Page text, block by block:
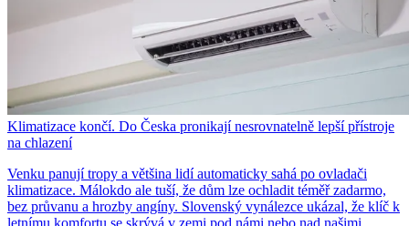
Klimatizace končí. Do Česka pronikají nesrovnatelně lepší přístroje
na chlazení
Venku panují tropy a většina lidí automaticky sahá po ovladači
klimatizace. Málokdo ale tuší, že dům lze ochladit téměř zadarmo,
bez průvanu a hrozby angíny. Slovenský vynálezce ukázal, že klíč k